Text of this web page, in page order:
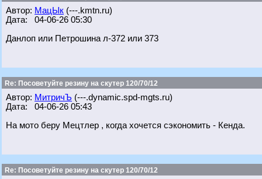
Автор: МацЫк (---.kmtn.ru)
Дата: 04-06-26 05:30
Данлоп или Петрошина л-372 или 373
Re: Посоветуйте резину на скутер 120/70/12
Автор: МитричЪ (---.dynamic.spd-mgts.ru)
Дата: 04-06-26 05:43
На мото беру Мецтлер , когда хочется сэкономить - Кенда.
Re: Посоветуйте резину на скутер 120/70/12